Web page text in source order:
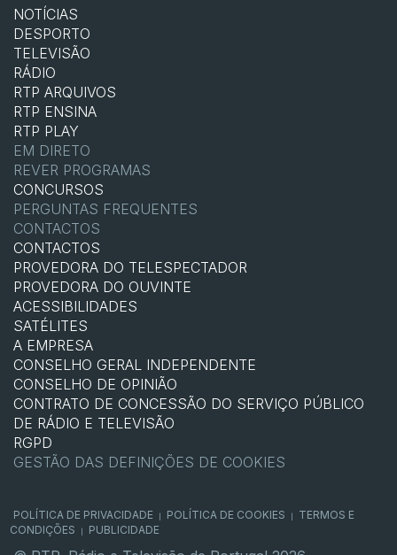
NOTÍCIAS
DESPORTO
TELEVISÃO
RÁDIO
RTP ARQUIVOS
RTP ENSINA
RTP PLAY
EM DIRETO
REVER PROGRAMAS
CONCURSOS
PERGUNTAS FREQUENTES
CONTACTOS
CONTACTOS
PROVEDORA DO TELESPECTADOR
PROVEDORA DO OUVINTE
ACESSIBILIDADES
SATÉLITES
A EMPRESA
CONSELHO GERAL INDEPENDENTE
CONSELHO DE OPINIÃO
CONTRATO DE CONCESSÃO DO SERVIÇO PÚBLICO
DE RÁDIO E TELEVISÃO
RGPD
GESTÃO DAS DEFINIÇÕES DE COOKIES
POLÍTICA DE PRIVACIDADE POLÍTICA DE COOKIES
TERMOS E
CONDIÇÕES
PUBLICIDADE